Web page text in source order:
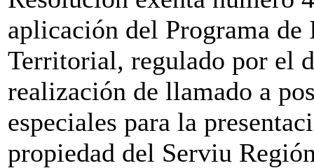
aplicación del Programa
Territorial, regulado por el
realización de llamado a
especiales para la
propiedad del Serviu